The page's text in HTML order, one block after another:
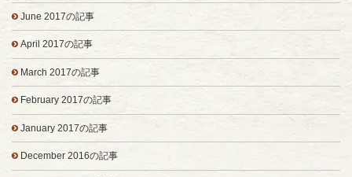
June 2017の記事
April 2017の記事
March 2017の記事
February 2017の記事
January 2017の記事
December 2016の記事